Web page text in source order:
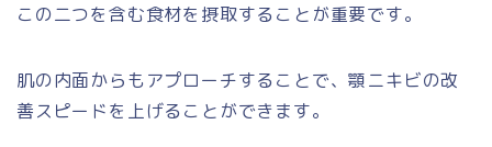
この二つを含む食材を摂取することが重要です。
肌の内面からもアプローチすることで、顎ニキビの改
善スピードを上げることができます。